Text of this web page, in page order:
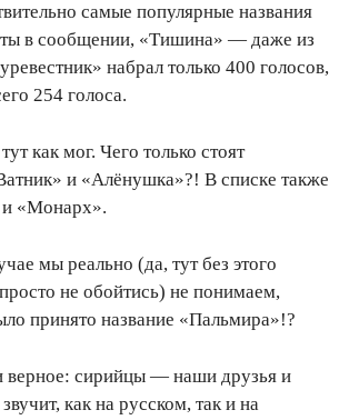
самые популярные названия
в сообщении, «Тишина» — даже из
набрал только 400 голосов,
254 голоса.
как мог. Чего только стоят
и «Алёнушка»?! В списке также
и «Монарх».
мы реально (да, тут без этого
не обойтись) не понимаем,
принято название «Пальмира»!?
верное: сирийцы — наши друзья и
как на русском, так и на